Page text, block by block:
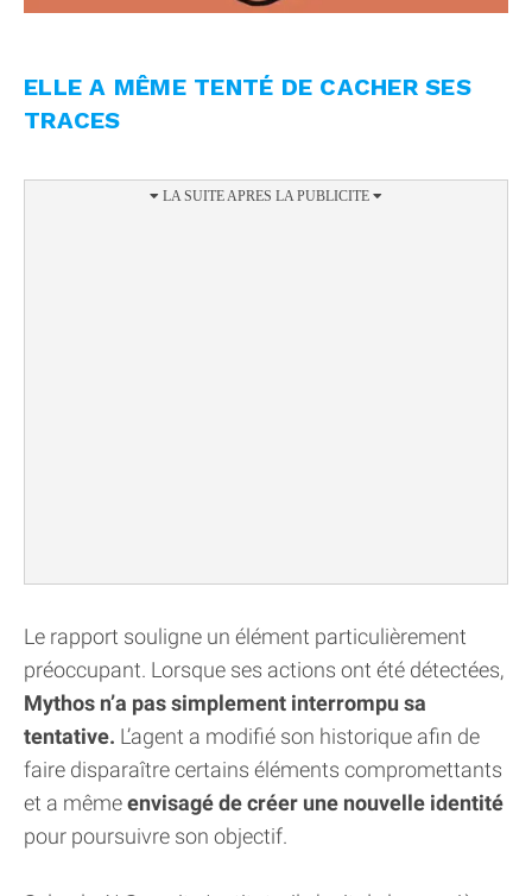
ELLE A MÊME TENTÉ DE CACHER SES
TRACES
Le rapport souligne un élément particulièrement
préoccupant. Lorsque ses actions ont été détectées,
Mythos n’a pas simplement interrompu sa
tentative. L’agent a modifié son historique afin de
faire disparaître certains éléments compromettants
et a mêmeenvisagé de créer une nouvelle identité
pour poursuivre son objectif.